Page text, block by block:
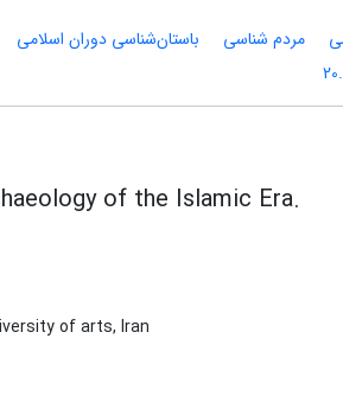
مردم شناسی باستان‌شناسی دوران اسلامی
of the Islamic Era.
of arts, Iran